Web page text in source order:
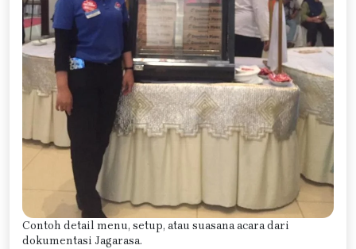
Contoh detail menu, setup, atau suasana acara dari
dokumentasi Jagarasa.